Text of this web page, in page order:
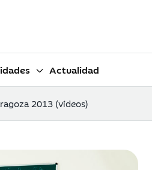
Actualidad
2013 (vídeos)